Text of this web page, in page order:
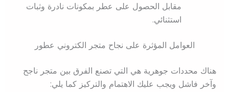
مقابل الحصول على عطر بمكونات نادرة وثبات
استثنائي.
العوامل المؤثرة على نجاح متجر الكتروني عطور
هناك محددات جوهرية هي التي تصنع الفرق بين متجر ناجح
وآخر فاشل ويجب عليك الاهتمام والتركيز كما يلي: